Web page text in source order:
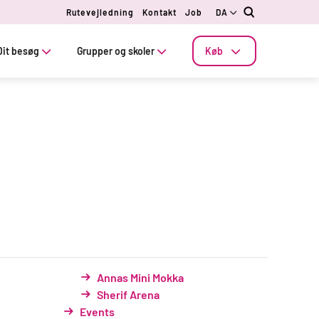
Rutevejledning Kontakt Job DA
besøg Grupper og skoler Køb
Annas Mini Mokka
Sherif Arena
Events